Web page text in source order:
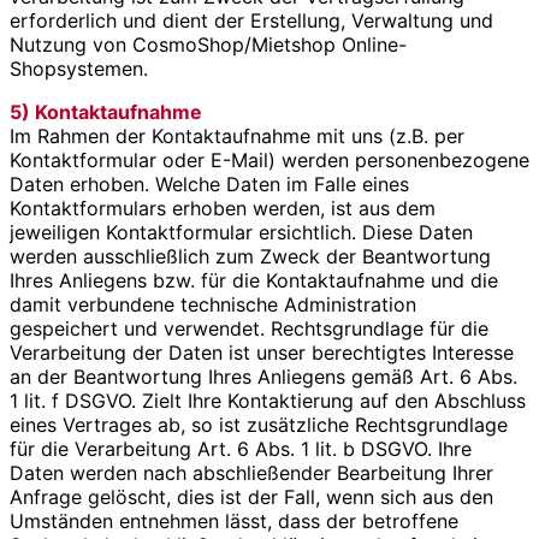
erforderlich und dient der Erstellung, Verwaltung und
Nutzung von CosmoShop/Mietshop Online-
Shopsystemen.
5) Kontaktaufnahme
Im Rahmen der Kontaktaufnahme mit uns (z.B. per
Kontaktformular oder E-Mail) werden personenbezogene
Daten erhoben. Welche Daten im Falle eines
Kontaktformulars erhoben werden, ist aus dem
jeweiligen Kontaktformular ersichtlich. Diese Daten
werden ausschließlich zum Zweck der Beantwortung
Ihres Anliegens bzw. für die Kontaktaufnahme und die
damit verbundene technische Administration
gespeichert und verwendet. Rechtsgrundlage für die
Verarbeitung der Daten ist unser berechtigtes Interesse
an der Beantwortung Ihres Anliegens gemäß Art. 6 Abs.
1 lit. f DSGVO. Zielt Ihre Kontaktierung auf den Abschluss
eines Vertrages ab, so ist zusätzliche Rechtsgrundlage
für die Verarbeitung Art. 6 Abs. 1 lit. b DSGVO. Ihre
Daten werden nach abschließender Bearbeitung Ihrer
Anfrage gelöscht, dies ist der Fall, wenn sich aus den
Umständen entnehmen lässt, dass der betroffene